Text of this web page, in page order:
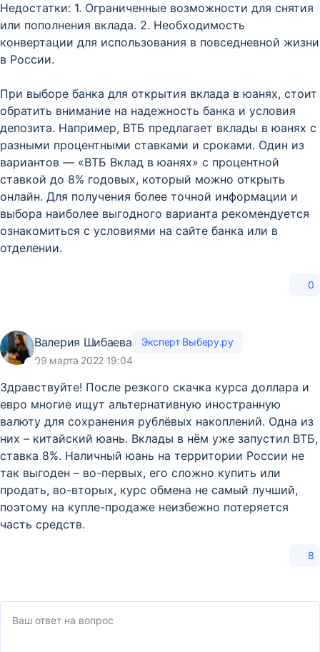
Недостатки: 1. Ограниченные возможности для снятия
или пополнения вклада. 2. Необходимость
конвертации для использования в повседневной жизни
в России.
При выборе банка для открытия вклада в юанях, стоит
обратить внимание на надежность банка и условия
депозита. Например, ВТБ предлагает вклады в юанях с
разными процентными ставками и сроками. Один из
вариантов — «ВТБ Вклад в юанях» с процентной
ставкой до 8% годовых, который можно открыть
онлайн. Для получения более точной информации и
выбора наиболее выгодного варианта рекомендуется
ознакомиться с условиями на сайте банка или в
отделении.
0
Валерия Шибаева
Эксперт Выберу.ру
09 марта 2022 19:04
Здравствуйте! После резкого скачка курса доллара и
евро многие ищут альтернативную иностранную
валюту для сохранения рублёвых накоплений. Одна из
них – китайский юань. Вклады в нём уже запустил ВТБ,
ставка 8%. Наличный юань на территории России не
так выгоден – во-первых, его сложно купить или
продать, во-вторых, курс обмена не самый лучший,
поэтому на купле-продаже неизбежно потеряется
часть средств.
8